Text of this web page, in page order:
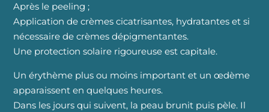
Après le peeling ;
Application de crèmes cicatrisantes, hydratantes et si
nécessaire de crèmes dépigmentantes.
Une protection solaire rigoureuse est capitale.
Un érythème plus ou moins important et un œdème
apparaissent en quelques heures.
Dans les jours qui suivent, la peau brunit puis pèle. Il